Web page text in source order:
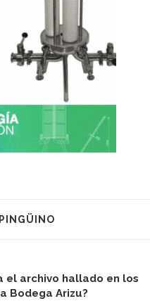
el archivo hallado en los
Bodega Arizu?